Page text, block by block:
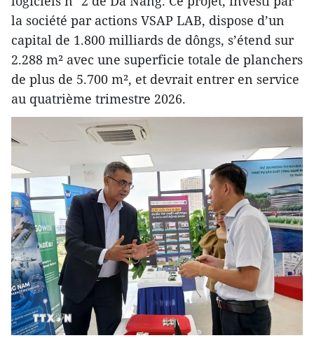
la société par actions VSAP LAB, dispose d’un
capital de 1.800 milliards de dôngs, s’étend sur
2.288 m² avec une superficie totale de planchers
de plus de 5.700 m², et devrait entrer en service
au quatrième trimestre 2026.